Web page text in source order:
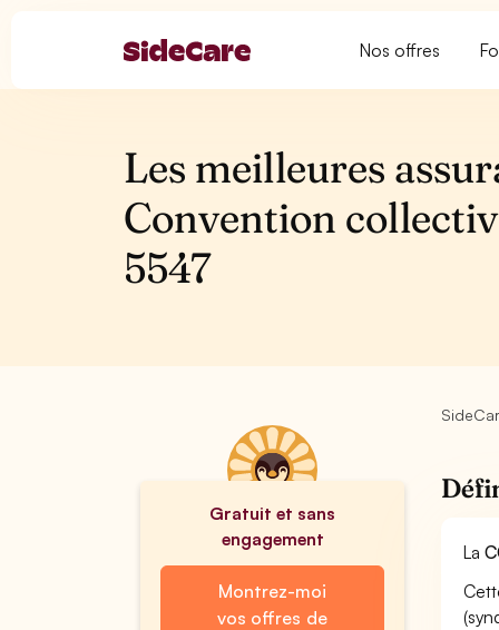
Nos offres
Les meilleures
Convention
5547
Gratuit et sans
engagement
Montrez-moi
vos offres de
La